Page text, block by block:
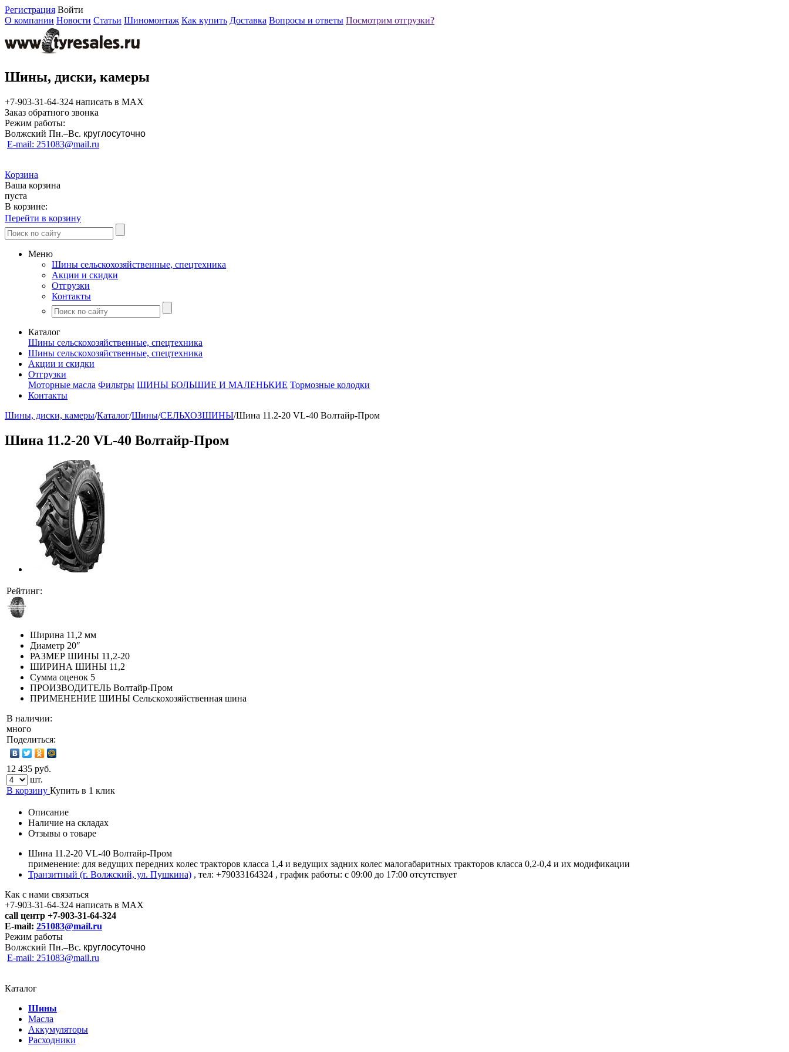
Регистрация Войти
О компании Новости Статьи Шиномонтаж Как купить Доставка Вопросы и ответы Посмотрим отгрузки?
Шины, диски, камеры
+7-903-31-64-324 написать в MAX
Заказ обратного звонка
Режим работы:
Волжский Пн.–Вс. круглосуточно
E-mail: 251083@mail.ru
Корзина
Ваша корзина
пуста
В корзине:
Перейти в корзину
Меню
Шины сельскохозяйственные, спецтехника
Акции и скидки
Отгрузки
Контакты
Каталог
Шины сельскохозяйственные, спецтехника
Шины сельскохозяйственные, спецтехника
Акции и скидки
Отгрузки
Моторные масла Фильтры ШИНЫ БОЛЬШИЕ И МАЛЕНЬКИЕ Тормозные колодки
Контакты
Шины, диски, камеры/Каталог/Шины/СЕЛЬХОЗШИНЫ/Шина 11.2-20 VL-40 Волтайр-Пром
Шина 11.2-20 VL-40 Волтайр-Пром
Рейтинг:
Ширина 11,2 мм
Диаметр 20″
РАЗМЕР ШИНЫ 11,2-20
ШИРИНА ШИНЫ 11,2
Сумма оценок 5
ПРОИЗВОДИТЕЛЬ Волтайр-Пром
ПРИМЕНЕНИЕ ШИНЫ Сельскохозяйственная шина
В наличии:
много
Поделиться:
12 435 руб.
шт.
В корзину Купить в 1 клик
Описание
Наличие на складах
Отзывы о товаре
Шина 11.2-20 VL-40 Волтайр-Пром
применение: для ведущих передних колес тракторов класса 1,4 и ведущих задних колес малогабаритных тракторов класса 0,2-0,4 и их модификации
Транзитный (г. Волжский, ул. Пушкина) , тел: +79033164324 , график работы: с 09:00 до 17:00 отсутствует
Как с нами связаться
+7-903-31-64-324 написать в MAX
call центр +7-903-31-64-324
E-mail: 251083@mail.ru
Режим работы
Волжский Пн.–Вс. круглосуточно
E-mail: 251083@mail.ru
Каталог
Шины
Масла
Аккумуляторы
Расходники